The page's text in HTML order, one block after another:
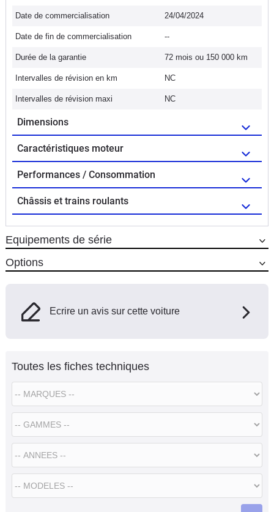
Date de commercialisation 24/04/2024
Date de fin de commercialisation --
Durée de la garantie 72 mois ou 150 000 km
Intervalles de révision en km NC
Intervalles de révision maxi NC
Dimensions
Caractéristiques moteur
Performances / Consommation
Châssis et trains roulants
Equipements de série
Options
Ecrire un avis sur cette voiture
Toutes les fiches techniques